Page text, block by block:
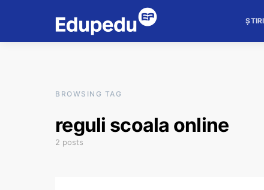
ȘTIRI
BROWSING TAG
reguli scoala online
2 posts